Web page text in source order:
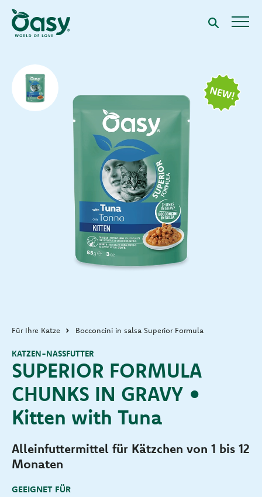
Für Ihre Katze Bocconcini in salsa Superior Formula
SUPERIOR FORMULA
CHUNKS IN GRAVY •
Kitten with Tuna
KATZEN-NASSFUTTER
Alleinfuttermittel für Kätzchen von 1 bis 12
Monaten
GEEIGNET FÜR